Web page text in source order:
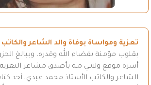
تعزية ومواساة بوفاة والد الشاعر
بقلوب مؤمنة بقضاء الله وقدره، وببالغ
أسرة موقع ولاتـي مـه بأصدق مشاعر
الشاعر والكاتب الأستاذ محمد عبدي، أحد